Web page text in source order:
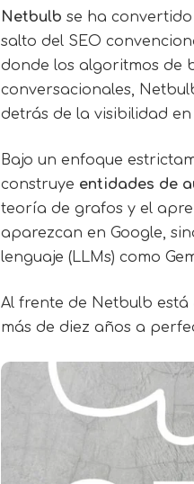
Netbulb se ha
salto del SEO
donde los algoritmos de
conversacionales,
detrás de la visibilidad en
Bajo un enfoque
construye entidades de
teoría de grafos y el
aparezcan en Google,
lenguaje (LLMs) como
Al frente de Netbulb está
más de diez años a